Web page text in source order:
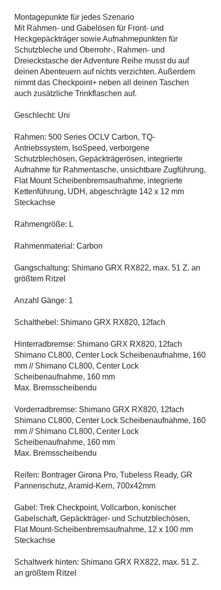
Montagepunkte für jedes Szenario
Mit Rahmen- und Gabelösen für Front- und
Heckgepäckträger sowie Aufnahmepunkten für
Schutzbleche und Oberrohr-, Rahmen- und
Dreieckstasche der Adventure Reihe musst du auf
deinen Abenteuern auf nichts verzichten. Außerdem
nimmt das Checkpoint+ neben all deinen Taschen
auch zusätzliche Trinkflaschen auf.
Geschlecht: Uni
Rahmen: 500 Series OCLV Carbon, TQ-
Antriebssystem, IsoSpeed, verborgene
Schutzblechösen, Gepäckträgerösen, integrierte
Aufnahme für Rahmentasche, unsichtbare Zugführung,
Flat Mount Scheibenbremsaufnahme, integrierte
Kettenführung, UDH, abgeschrägte 142 x 12 mm
Steckachse
Rahmengröße: L
Rahmenmaterial: Carbon
Gangschaltung: Shimano GRX RX822, max. 51 Z. an
größtem Ritzel
Anzahl Gänge: 1
Schalthebel: Shimano GRX RX820, 12fach
Hinterradbremse: Shimano GRX RX820, 12fach
Shimano CL800, Center Lock Scheibenaufnahme, 160
mm // Shimano CL800, Center Lock
Scheibenaufnahme, 160 mm
Max. Bremsscheibendu
Vorderradbremse: Shimano GRX RX820, 12fach
Shimano CL800, Center Lock Scheibenaufnahme, 160
mm // Shimano CL800, Center Lock
Scheibenaufnahme, 160 mm
Max. Bremsscheibendu
Reifen: Bontrager Girona Pro, Tubeless Ready, GR
Pannenschutz, Aramid-Kern, 700x42mm
Gabel: Trek Checkpoint, Vollcarbon, konischer
Gabelschaft, Gepäckträger- und Schutzblechösen,
Flat Mount-Scheibenbremsaufnahme, 12 x 100 mm
Steckachse
Schaltwerk hinten: Shimano GRX RX822, max. 51 Z.
an größtem Ritzel